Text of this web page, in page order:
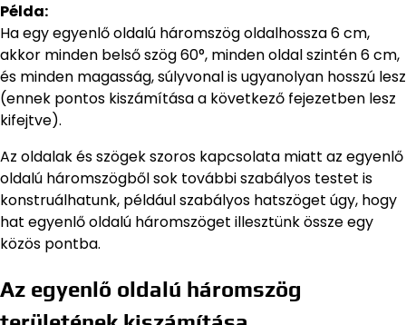
Példa:
Ha egy egyenlő oldalú háromszög oldalhossza 6 cm,
akkor minden belső szög 60°, minden oldal szintén 6 cm,
és minden magasság, súlyvonal is ugyanolyan hosszú lesz
(ennek pontos kiszámítása a következő fejezetben lesz
kifejtve).
Az oldalak és szögek szoros kapcsolata miatt az egyenlő
oldalú háromszögből sok további szabályos testet is
konstruálhatunk, például szabályos hatszöget úgy, hogy
hat egyenlő oldalú háromszöget illesztünk össze egy
közös pontba.
Az egyenlő oldalú háromszög